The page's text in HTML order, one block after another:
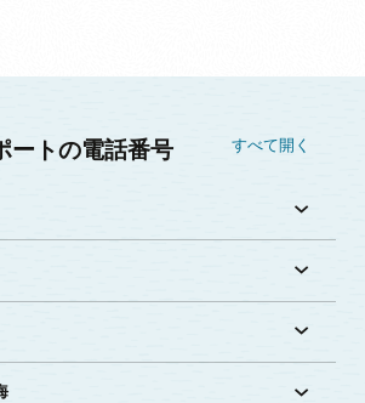
ートの電話番号 すべて開く